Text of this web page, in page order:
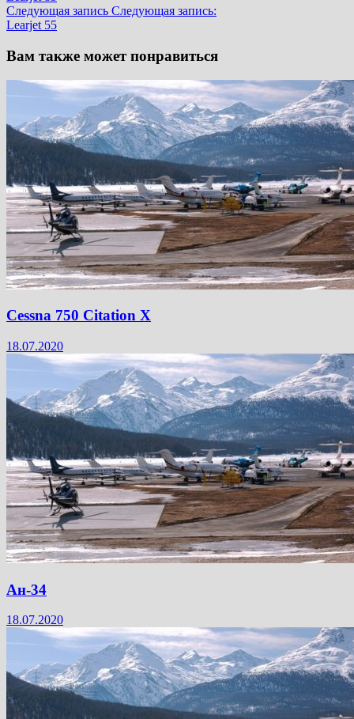
Следующая запись Следующая запись:
Learjet 55
Вам также может понравиться
Cessna 750 Citation X
18.07.2020
Ан-34
18.07.2020